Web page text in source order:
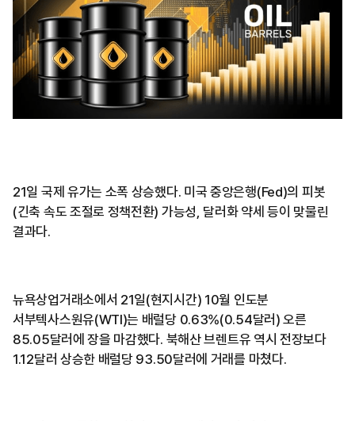
21일 국제 유가는 소폭 상승했다. 미국 중앙은행(Fed)의 피봇
(긴축 속도 조절로 정책전환) 가능성, 달러화 약세 등이 맞물린
결과다.
뉴욕상업거래소에서 21일(현지시간) 10월 인도분
서부텍사스원유(WTI)는 배럴당 0.63%(0.54달러) 오른
85.05달러에 장을 마감했다. 북해산 브렌트유 역시 전장보다
1.12달러 상승한 배럴당 93.50달러에 거래를 마쳤다.